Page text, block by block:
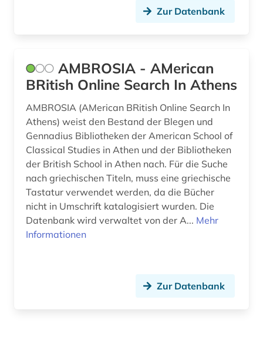
festkultur (1)
literaturwissenschaft (1)
fid darstellende kunst (5)
fid finnisch-ugrische/uralische sprachen (2)
fid lateinamerika (1)
fid linguistik (2)
fid-lizenz (1)
filmwissenschaft (1)
Zur Datenbank
AMBROSIA - AMerican
BRitish Online Search In Athens
AMBROSIA (AMerican BRitish Online Search In
Athens) weist den Bestand der Blegen und
Gennadius Bibliotheken der American School of
Classical Studies in Athen und der Bibliotheken
der British School in Athen nach. Für die Suche
nach griechischen Titeln, muss eine griechische
Tastatur verwendet werden, da die Bücher
nicht in Umschrift katalogisiert wurden. Die
Datenbank wird verwaltet von der A... Mehr
Informationen
Zur Datenbank